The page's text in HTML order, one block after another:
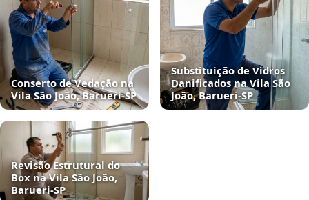
Conserto de Vedação na
Vila São João, Barueri‑SP
Substituição de Vidros
Danificados na Vila São
João, Barueri‑SP
Revisão Estrutural do
Box na Vila São João,
Barueri‑SP